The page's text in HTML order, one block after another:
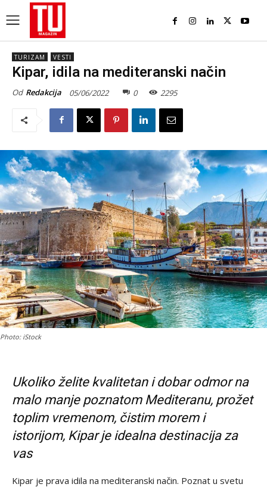
TURIZAM VESTI
Kipar, idila na mediteranski način
Od Redakcija 05/06/2022 0 2295
Photo: iStock
Ukoliko želite kvalitetan i dobar odmor na
malo manje poznatom Mediteranu, prožet
toplim vremenom, čistim morem i
istorijom, Kipar je idealna destinacija za
vas
Kipar je prava idila na mediteranski način. Poznat u svetu